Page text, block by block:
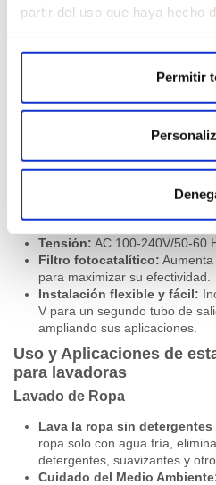
partir del uso que haya hecho
Permitir
Versatilidad de Uso
Equipo multifuncional: No
lavadoras, sino que también
limpieza del hogar, de
Filtro Fotocatalítico:
para una mayor eficacia en la
veterinarias, hospitales y
Tensión: AC 100-240V/50-60
Filtro fotocatalítico:
para maximizar su efectividad.
Instalación flexible y fácil:
V para un segundo tubo de
ampliando sus aplicaciones.
Uso y Aplicaciones de
para lavadoras
Lavado de Ropa
Lava la ropa sin
ropa solo con agua fría,
detergentes, suavizantes y
Cuidado del Medio